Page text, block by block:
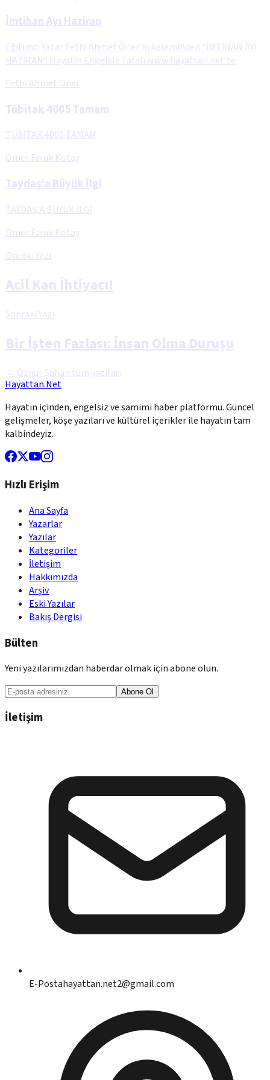
İmtihan Ayı Haziran
Eğitimci Yazar Fethi Ahmet Öner’in kaleminden "İMTİHAN AYI
HAZİRAN" Hayatın Engelsiz Tarafı www.hayattan.net’te
Fethi Ahmet Öner
Tübitak 4005 Tamam
TÜBİTAK 4005 TAMAM
Ömer Faruk Kotay
Taydaş'a Büyük İlgi
TAYDAŞ'A BÜYÜK İLGİ
Ömer Faruk Kotay
Önceki Yazı
Acil Kan İhtiyacı!
Sonraki Yazı
Bir İşten Fazlası: İnsan Olma Duruşu
← Öznur Şahan tüm yazıları
Hayattan.Net
Hayatın içinden, engelsiz ve samimi haber platformu. Güncel
gelişmeler, köşe yazıları ve kültürel içerikler ile hayatın tam
kalbindeyiz.
Hızlı Erişim
Ana Sayfa
Yazarlar
Yazılar
Kategoriler
İletişim
Hakkımızda
Arşiv
Eski Yazılar
Bakış Dergisi
Bülten
Yeni yazılarımızdan haberdar olmak için abone olun.
Abone Ol
İletişim
E-Postahayattan.net2@gmail.com